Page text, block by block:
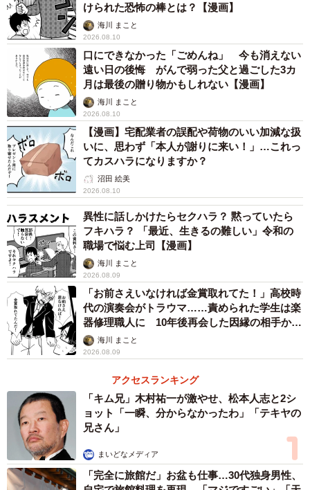
けられた恐怖の棒とは？【漫画】
海川 まこと
2026.08.10
口にできなかった「ごめんね」 今も消えない
遠い日の後悔 がんで弱った父と過ごした3カ
月は最後の贈り物かもしれない【漫画】
海川 まこと
2026.08.10
【漫画】宅配業者の誤配や荷物のいい加減な扱
いに、思わず「本人が謝りに来い！」…これっ
てカスハラになりますか？
沼田 絵美
2026.08.10
異性に話しかけたらセクハラ？ 黙っていたら
フキハラ？ 「最近、生きるの難しい」令和の
職場で悩む上司【漫画】
海川 まこと
2026.08.09
「お前さえいなければ金賞取れてた！」高校時
代の演奏会がトラウマ……責められた学生は楽
器修理職人に 10年後再会した因縁の相手から
思わぬ申し出【漫画】
海川 まこと
2026.08.09
アクセスランキング
「キム兄」木村祐一が激やせ、松本人志と2シ
ョット「一瞬、分からなかったわ」「テキヤの
兄さん」
まいどなメディア
「完全に旅館だ」お盆も仕事…30代独身男性、